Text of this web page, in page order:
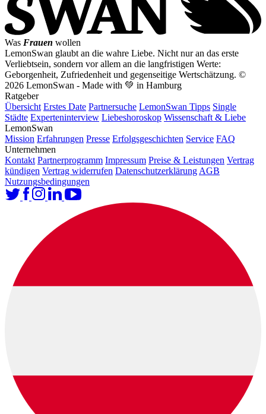
Was Frauen wollen
LemonSwan glaubt an die wahre Liebe. Nicht nur an das erste
Verliebtsein, sondern vor allem an die langfristigen Werte:
Geborgenheit, Zufriedenheit und gegenseitige Wertschätzung. ©
2026 LemonSwan - Made with 💚 in Hamburg
Ratgeber
Übersicht Erstes Date Partnersuche LemonSwan Tipps Single
Städte Experteninterview Liebeshoroskop Wissenschaft & Liebe
LemonSwan
Mission Erfahrungen Presse Erfolgsgeschichten Service FAQ
Unternehmen
Kontakt Partnerprogramm Impressum Preise & Leistungen Vertrag
kündigen Vertrag widerrufen Datenschutzerklärung AGB
Nutzungsbedingungen